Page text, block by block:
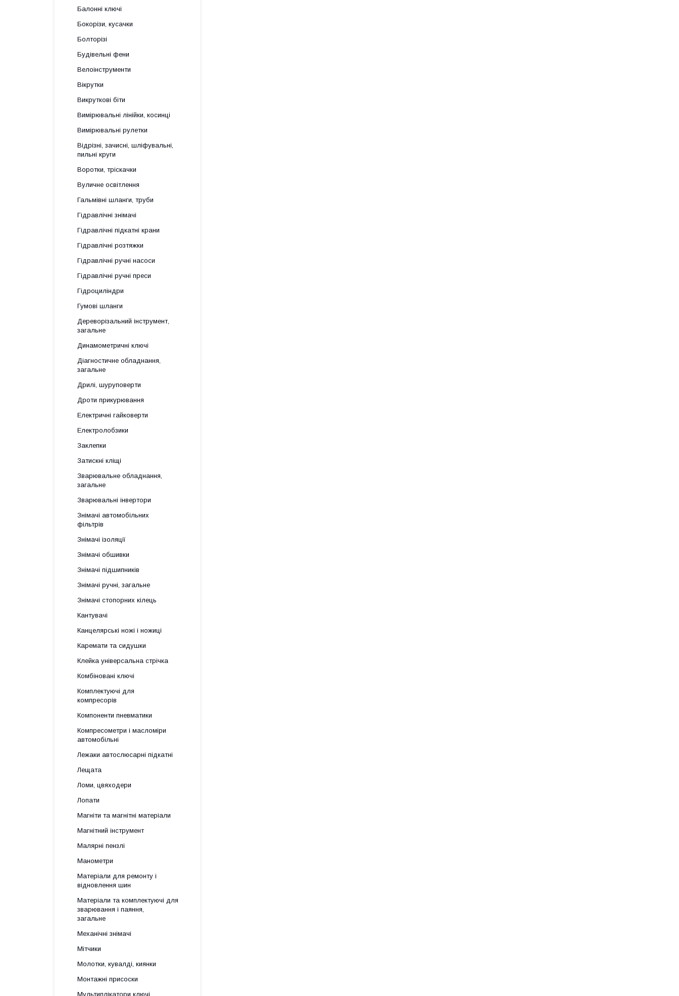
Балонні ключі
Бокорізи, кусачки
Болторізі
Будівельні фени
Велоінструменти
Вікрутки
Викруткові біти
Вимірювальні лінійки, косинці
Вимірювальні рулетки
Відрізні, зачисні, шліфувальні,
пильні круги
Воротки, тріскачки
Вуличне освітлення
Гальмівні шланги, труби
Гідравлічні знімачі
Гідравлічні підкатні крани
Гідравлічні розтяжки
Гідравлічні ручні насоси
Гідравлічні ручні преси
Гідроциліндри
Гумові шланги
Дереворізальний інструмент,
загальне
Динамометричні ключі
Діагностичне обладнання,
загальне
Дрилі, шуруповерти
Дроти прикурювання
Електричні гайковерти
Електролобзики
Заклепки
Затискні кліщі
Зварювальне обладнання,
загальне
Зварювальні інвертори
Знімачі автомобільних
фільтрів
Знімачі ізоляції
Знімачі обшивки
Знімачі підшипників
Знімачі ручні, загальне
Знімачі стопорних кілець
Кантувачі
Канцелярські ножі і ножиці
Каремати та сидушки
Клейка універсальна стрічка
Комбіновані ключі
Комплектуючі для
компресорів
Компоненти пневматики
Компресометри і масломіри
автомобільні
Лежаки автослюсарні підкатні
Лещата
Ломи, цвяходери
Лопати
Магніти та магнітні матеріали
Магнітний інструмент
Малярні пензлі
Манометри
Матеріали для ремонту і
відновлення шин
Матеріали та комплектуючі для
зварювання і паяння,
загальне
Механічні знімачі
Мітчики
Молотки, кувалді, киянки
Монтажні присоски
Мультиплікатори ключі